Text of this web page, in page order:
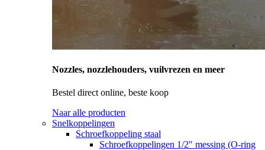
Nozzles, nozzlehouders, vuilvrezen en meer
Bestel direct online, beste koop
Naar alle producten
Snelkoppelingen
Schroefkoppeling staal
Schroefkoppelingen 1/2" messing (O-ring